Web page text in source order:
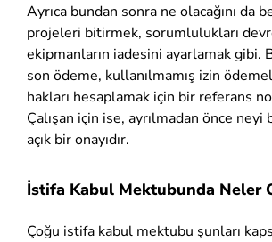
Ayrıca bundan sonra ne olacağını da
projeleri bitirmek, sorumlulukları
ekipmanların iadesini ayarlamak gibi.
son ödeme, kullanılmamış izin
hakları hesaplamak için bir referans
Çalışan için ise, ayrılmadan önce
açık bir onayıdır.
İstifa Kabul Mektubunda Neler
Çoğu istifa kabul mektubu şunları